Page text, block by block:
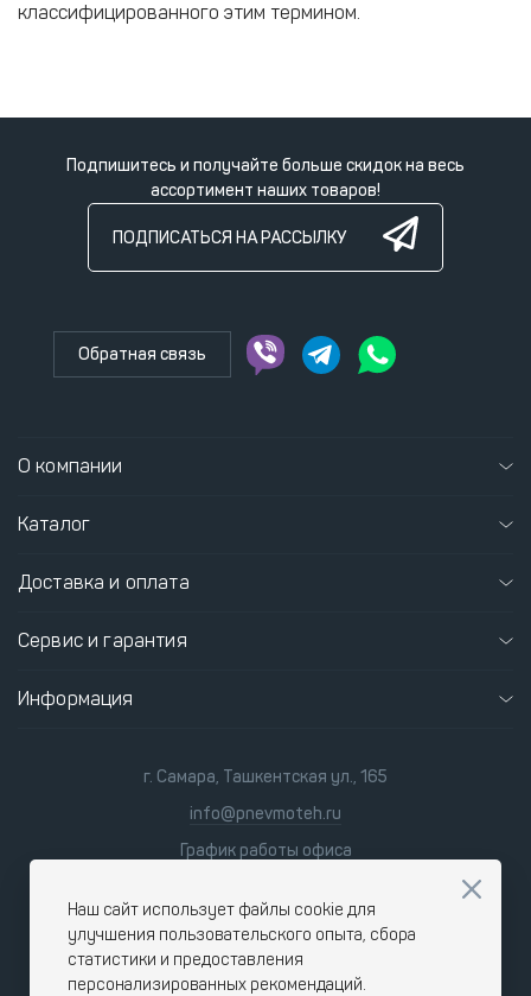
классифицированного этим термином.
Подпишитесь и получайте больше скидок на весь
ассортимент наших товаров!
ПОДПИСАТЬСЯ НА РАССЫЛКУ
Обратная связь
О компании
Каталог
Доставка и оплата
Сервис и гарантия
Информация
г. Самара, Ташкентская ул., 165
info@pnevmoteh.ru
График работы офиса
сб-вс 9:00 - 18:00
Наш сайт использует файлы cookie для
улучшения пользовательского опыта, сбора
статистики и предоставления
персонализированных рекомендаций.